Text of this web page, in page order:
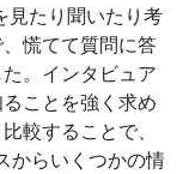
見たり聞いたり考
慌てて質問に答
。インタビュア
ことを強く求め
較することで、
からいくつかの情